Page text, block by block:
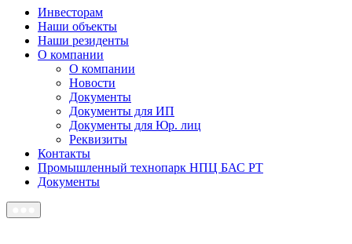
Инвесторам
Наши объекты
Наши резиденты
О компании
О компании
Новости
Документы
Документы для ИП
Документы для Юр. лиц
Реквизиты
Контакты
Промышленный технопарк НПЦ БАС РТ
Документы